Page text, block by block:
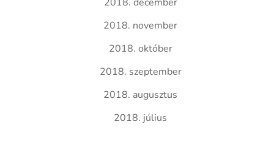
2018. november
2018. október
2018. szeptember
2018. augusztus
2018. július